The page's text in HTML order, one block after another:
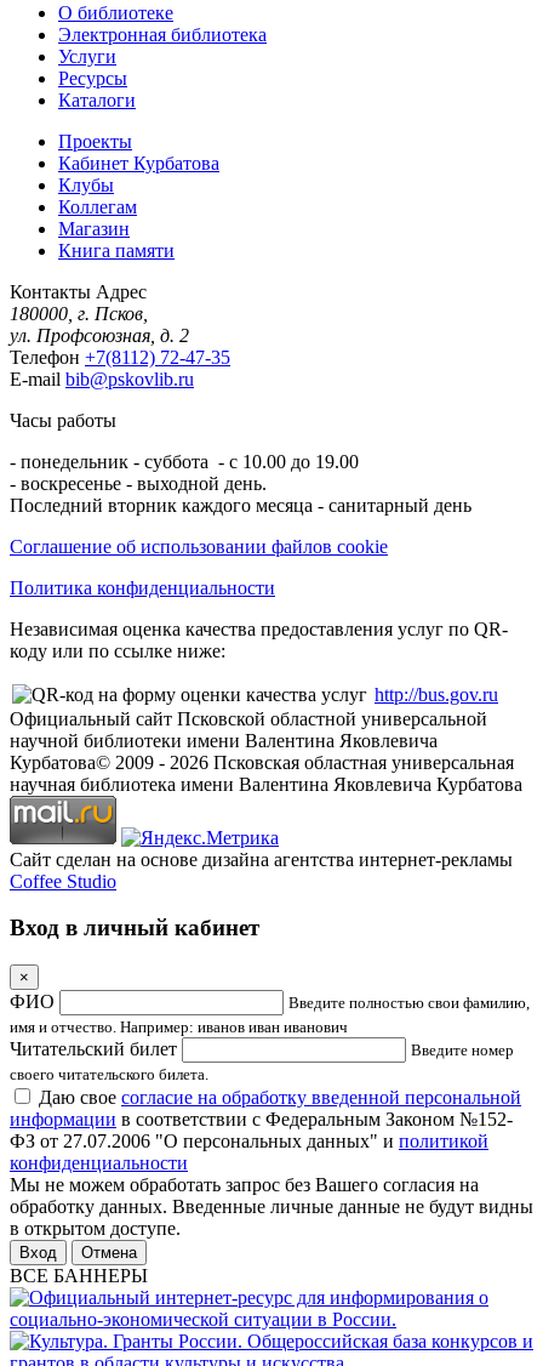
О библиотеке
Электронная библиотека
Услуги
Ресурсы
Каталоги
Проекты
Кабинет Курбатова
Клубы
Коллегам
Магазин
Книга памяти
Контакты Адрес
180000, г. Псков,
ул. Профсоюзная, д. 2
Телефон +7(8112) 72-47-35
E-mail bib@pskovlib.ru
Часы работы
- понедельник - суббота - с 10.00 до 19.00
- воскресенье - выходной день.
Последний вторник каждого месяца - санитарный день
Соглашение об использовании файлов cookie
Политика конфиденциальности
Независимая оценка качества предоставления услуг по QR-
коду или по ссылке ниже:
http://bus.gov.ru
Официальный сайт Псковской областной универсальной
научной библиотеки имени Валентина Яковлевича
Курбатова© 2009 - 2026 Псковская областная универсальная
научная библиотека имени Валентина Яковлевича Курбатова
Сайт сделан на основе дизайна агентства интернет-рекламы
Coffee Studio
Вход в личный кабинет
×
ФИО
Введите полностью свои фамилию,
имя и отчество. Например: иванов иван иванович
Читательский билет
Введите номер
своего читательского билета.
Даю свое согласие на обработку введенной персональной
информации в соответствии с Федеральным Законом №152-
ФЗ от 27.07.2006 "О персональных данных" и политикой
конфиденциальности
Мы не можем обработать запрос без Вашего согласия на
обработку данных. Введенные личные данные не будут видны
в открытом доступе.
Отмена
ВСЕ БАННЕРЫ